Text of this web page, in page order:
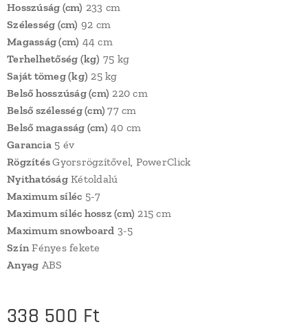
Hosszúság (cm) 233 cm
Szélesség (cm) 92 cm
Magasság (cm) 44 cm
Terhelhetőség (kg) 75 kg
Saját tömeg (kg) 25 kg
Belső hosszúság (cm) 220 cm
Belső szélesség (cm)77 cm
Belső magasság (cm) 40 cm
Garancia 5 év
RögzítésGyorsrögzítővel, PowerClick
NyithatóságKétoldalú
Maximum síléc 5-7
Maximum síléc hossz (cm) 215 cm
Maximum snowboard 3-5
SzínFényes fekete
Anyag ABS
338 500 Ft